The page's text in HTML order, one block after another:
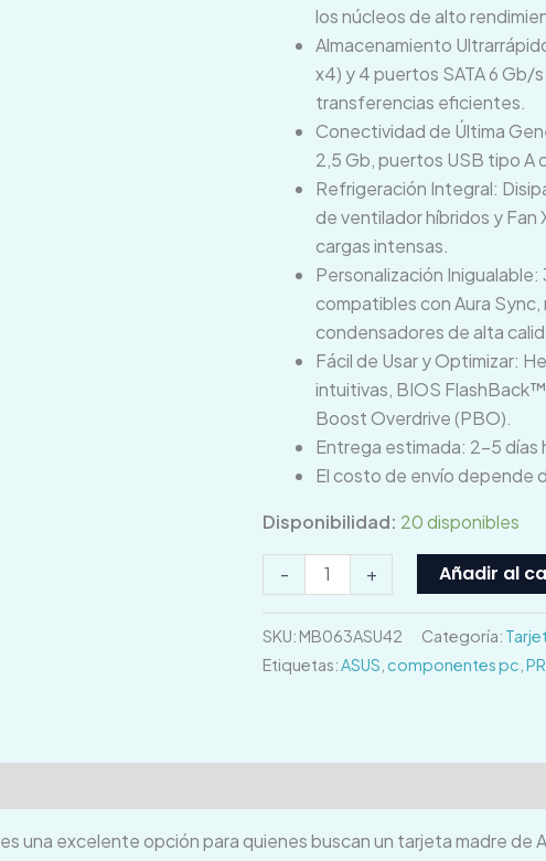
los núcleos de alto
Almacenamiento
x4) y 4 puertos SATA 6 Gb/
transferencias eficientes.
Conectividad de Última
2,5 Gb, puertos USB tipo A
Refrigeración Integral:
de ventilador híbridos y
cargas intensas.
Personalización
compatibles con Aura Sync,
condensadores de alta
Fácil de Usar y Optimizar:
intuitivas, BIOS
Boost Overdrive (PBO).
Entrega estimada: 2–5 días
El costo de envío depende
Disponibilidad: 20 disponibles
- + Añadir al
SKU: MB063ASU42 Categoría:
Etiquetas:ASUS componentes pc
es una excelente opción para quienes buscan un tarjeta madre de